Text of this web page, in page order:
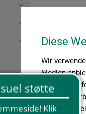
Diese
Wir
Medien
geben wir
Medien,